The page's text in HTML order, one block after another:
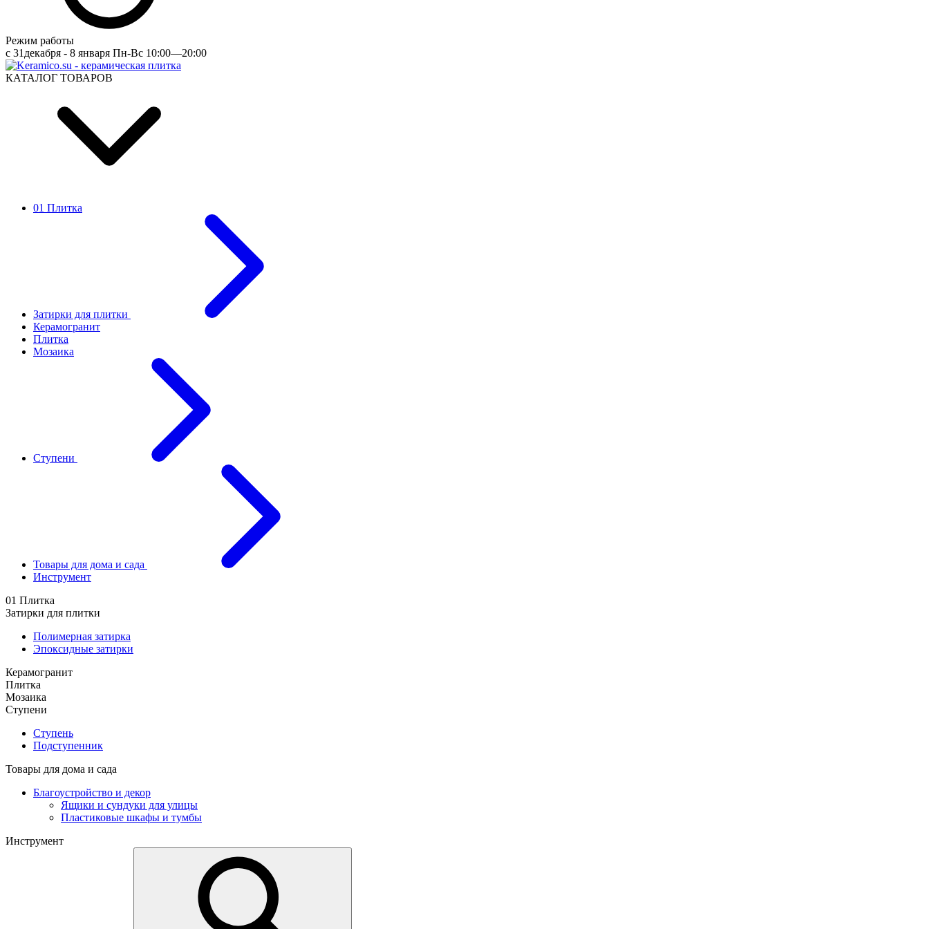
Режим работы
c 31декабря - 8 января Пн-Вс 10:00—20:00
КАТАЛОГ ТОВАРОВ
01 Плитка
Затирки для плитки
Керамогранит
Плитка
Мозаика
Ступени
Товары для дома и сада
Инструмент
01 Плитка
Затирки для плитки
Полимерная затирка
Эпоксидные затирки
Керамогранит
Плитка
Мозаика
Ступени
Ступень
Подступенник
Товары для дома и сада
Благоустройство и декор
Ящики и сундуки для улицы
Пластиковые шкафы и тумбы
Инструмент